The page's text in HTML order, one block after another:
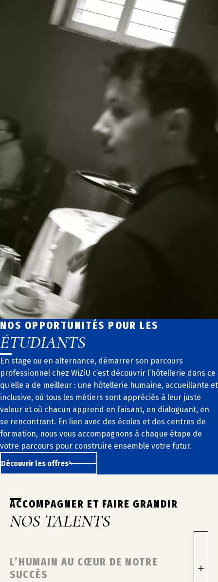
NOS OPPORTUNITÉS POUR LES
ÉTUDIANTS
En stage ou en alternance, démarrer son parcours
professionnel chez WiZiU c’est découvrir l’hôtellerie dans ce
qu’elle a de meilleur : une hôtellerie humaine, accueillante et
inclusive, où tous les métiers sont appréciés à leur juste
valeur et où chacun apprend en faisant, en dialoguant, en
se rencontrant. En lien avec des écoles et des centres de
formation, nous vous accompagnons à chaque étape de
votre parcours pour construire ensemble votre futur.
Découvrir les offres
ACCOMPAGNER ET FAIRE GRANDIR
NOS TALENTS
L’HUMAIN AU CŒUR DE NOTRE
SUCCÈS